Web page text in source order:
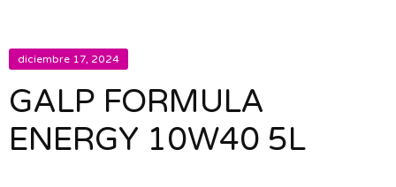
diciembre 17, 2024
GALP FORMULA
ENERGY 10W40 5L